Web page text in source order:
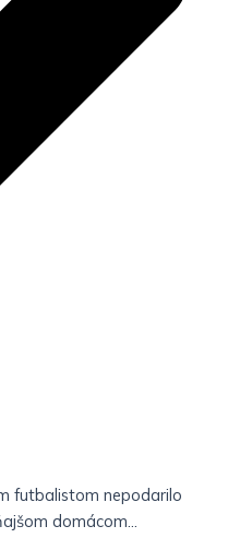
futbalistom nepodarilo
domácom...